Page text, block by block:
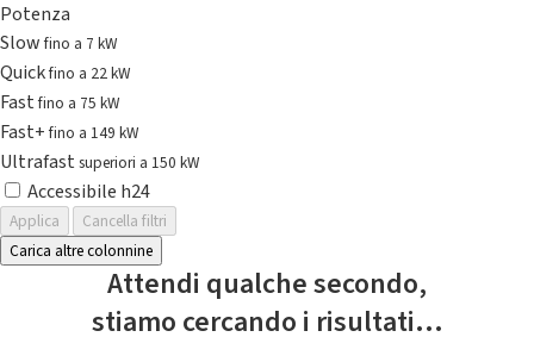
Potenza
Slowfino a 7 kW
Quickfino a 22 kW
Fastfino a 75 kW
Fast+fino a 149 kW
Ultrafast superiori a 150 kW
Accessibile h24
Applica
Cancella filtri
Carica altre colonnine
Attendi qualche secondo,
stiamo cercando i risultati...